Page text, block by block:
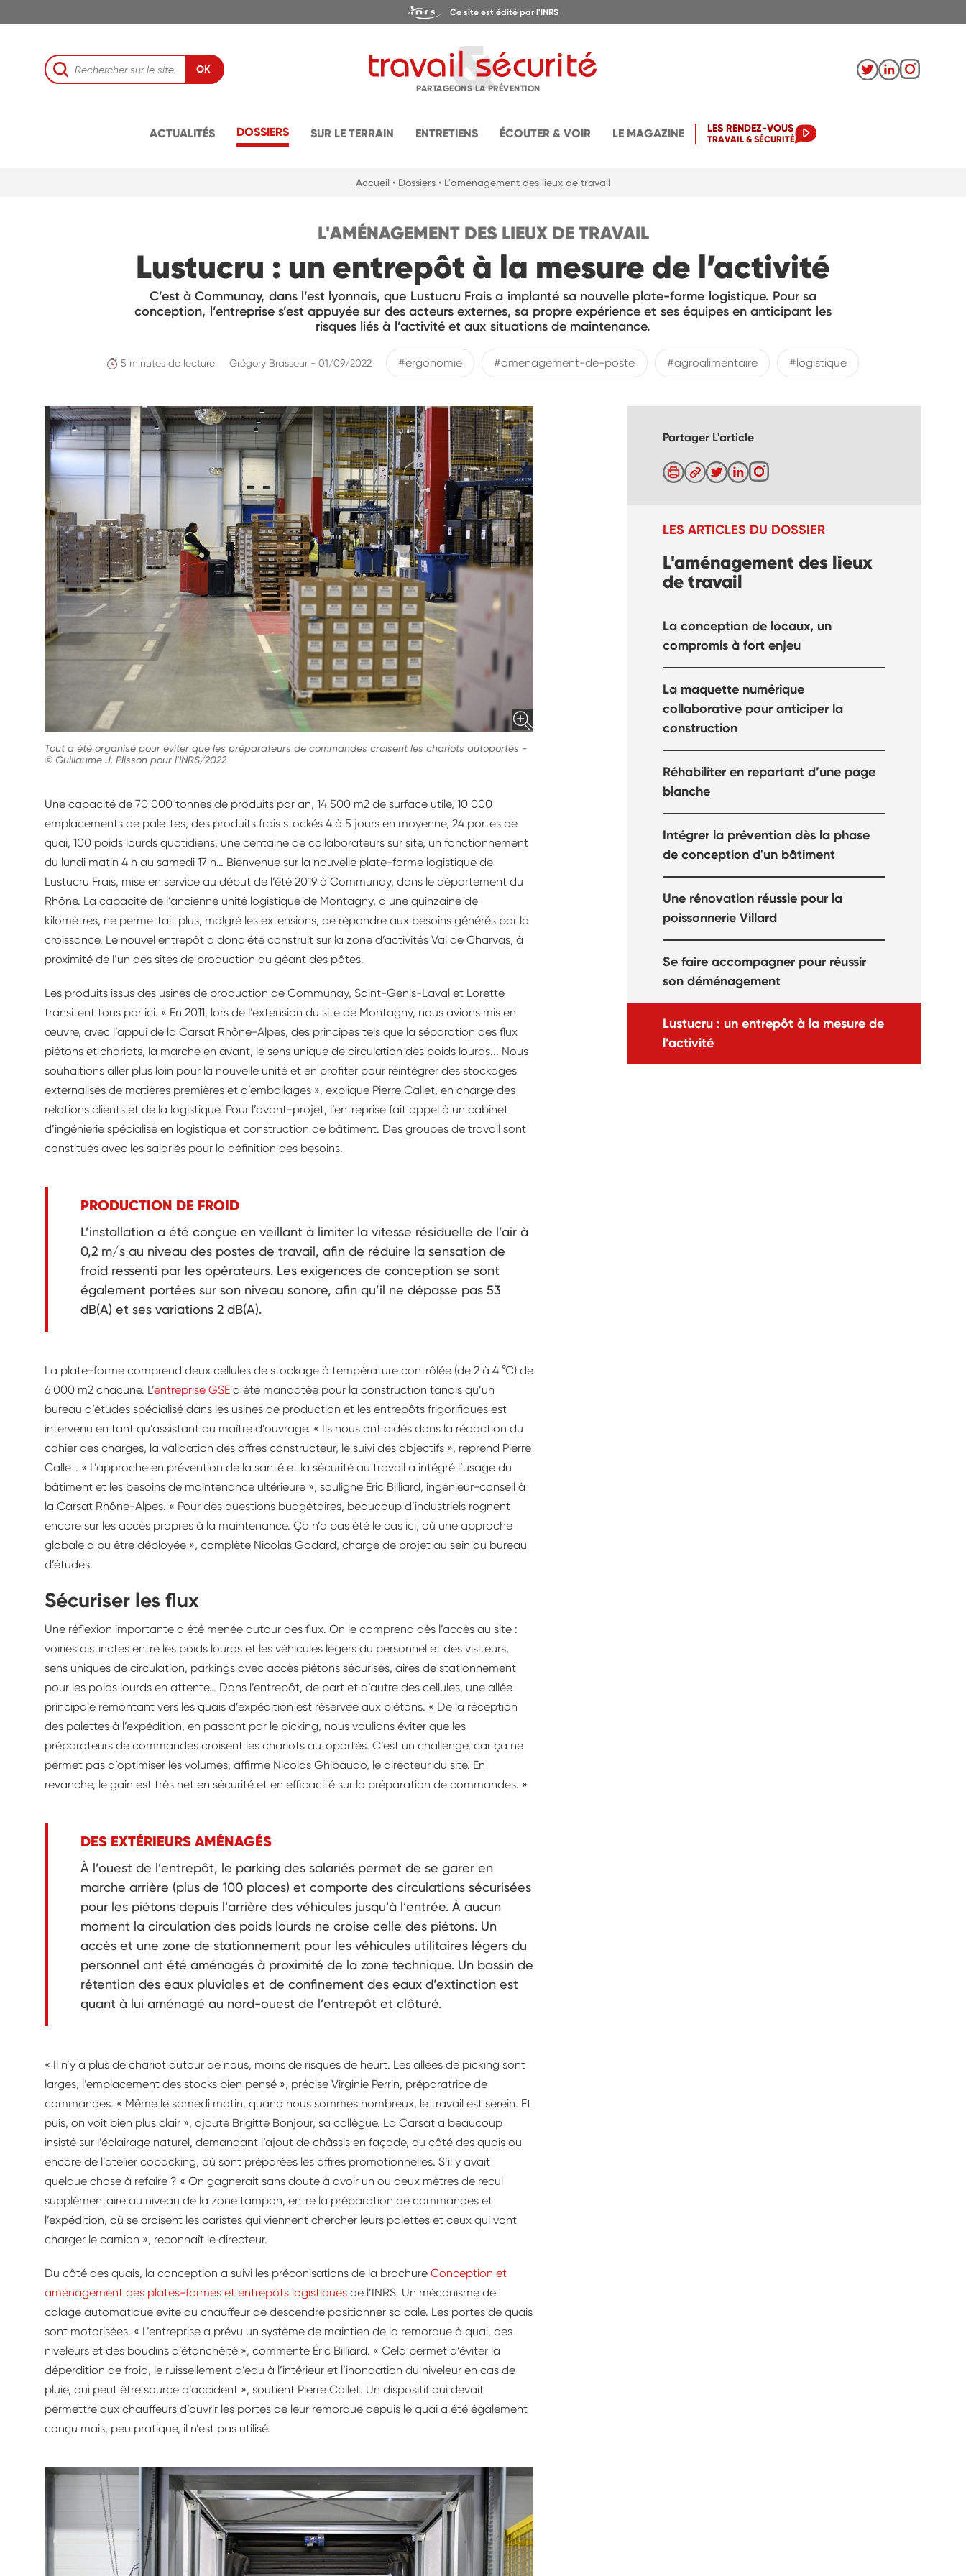
Ce site est édité par l'INRS
OK
PARTAGEONS LA PRÉVENTION
ACTUALITÉS DOSSIERS SUR LE TERRAIN ENTRETIENS ÉCOUTER & VOIR LE MAGAZINE LES RENDEZ-VOUS
TRAVAIL & SÉCURITÉ
Accueil • Dossiers • L'aménagement des lieux de travail
L'AMÉNAGEMENT DES LIEUX DE TRAVAIL
Lustucru : un entrepôt à la mesure de l’activité
C’est à Communay, dans l’est lyonnais, que Lustucru Frais a implanté sa nouvelle plate-forme logistique. Pour sa
conception, l’entreprise s’est appuyée sur des acteurs externes, sa propre expérience et ses équipes en anticipant les
risques liés à l’activité et aux situations de maintenance.
5 minutes de lecture Grégory Brasseur - 01/09/2022 #ergonomie #amenagement-de-poste #agroalimentaire #logistique
Tout a été organisé pour éviter que les préparateurs de commandes croisent les chariots autoportés -
© Guillaume J. Plisson pour l'INRS/2022
Une capacité de 70 000 tonnes de produits par an, 14 500 m2 de surface utile, 10 000
emplacements de palettes, des produits frais stockés 4 à 5 jours en moyenne, 24 portes de
quai, 100 poids lourds quotidiens, une centaine de collaborateurs sur site, un fonctionnement
du lundi matin 4 h au samedi 17 h… Bienvenue sur la nouvelle plate-forme logistique de
Lustucru Frais, mise en service au début de l’été 2019 à Communay, dans le département du
Rhône. La capacité de l’ancienne unité logistique de Montagny, à une quinzaine de
kilomètres, ne permettait plus, malgré les extensions, de répondre aux besoins générés par la
croissance. Le nouvel entrepôt a donc été construit sur la zone d’activités Val de Charvas, à
proximité de l’un des sites de production du géant des pâtes.
Les produits issus des usines de production de Communay, Saint-Genis-Laval et Lorette
transitent tous par ici. « En 2011, lors de l’extension du site de Montagny, nous avions mis en
œuvre, avec l’appui de la Carsat Rhône-Alpes, des principes tels que la séparation des flux
piétons et chariots, la marche en avant, le sens unique de circulation des poids lourds... Nous
souhaitions aller plus loin pour la nouvelle unité et en profiter pour réintégrer des stockages
externalisés de matières premières et d’emballages », explique Pierre Callet, en charge des
relations clients et de la logistique. Pour l’avant-projet, l’entreprise fait appel à un cabinet
d’ingénierie spécialisé en logistique et construction de bâtiment. Des groupes de travail sont
constitués avec les salariés pour la définition des besoins.
PRODUCTION DE FROID
L’installation a été conçue en veillant à limiter la vitesse résiduelle de l’air à
0,2 m/s au niveau des postes de travail, afin de réduire la sensation de
froid ressenti par les opérateurs. Les exigences de conception se sont
également portées sur son niveau sonore, afin qu’il ne dépasse pas 53
dB(A) et ses variations 2 dB(A).
La plate-forme comprend deux cellules de stockage à température contrôlée (de 2 à 4 °C) de
6 000 m2 chacune. L’entreprise GSE a été mandatée pour la construction tandis qu’un
bureau d’études spécialisé dans les usines de production et les entrepôts frigorifiques est
intervenu en tant qu’assistant au maître d’ouvrage. « Ils nous ont aidés dans la rédaction du
cahier des charges, la validation des offres constructeur, le suivi des objectifs », reprend Pierre
Callet. « L’approche en prévention de la santé et la sécurité au travail a intégré l’usage du
bâtiment et les besoins de maintenance ultérieure », souligne Éric Billiard, ingénieur-conseil à
la Carsat Rhône-Alpes. « Pour des questions budgétaires, beaucoup d’industriels rognent
encore sur les accès propres à la maintenance. Ça n’a pas été le cas ici, où une approche
globale a pu être déployée », complète Nicolas Godard, chargé de projet au sein du bureau
d’études.
Sécuriser les flux
Une réflexion importante a été menée autour des flux. On le comprend dès l’accès au site :
voiries distinctes entre les poids lourds et les véhicules légers du personnel et des visiteurs,
sens uniques de circulation, parkings avec accès piétons sécurisés, aires de stationnement
pour les poids lourds en attente… Dans l’entrepôt, de part et d’autre des cellules, une allée
principale remontant vers les quais d’expédition est réservée aux piétons. « De la réception
des palettes à l’expédition, en passant par le picking, nous voulions éviter que les
préparateurs de commandes croisent les chariots autoportés. C’est un challenge, car ça ne
permet pas d’optimiser les volumes, affirme Nicolas Ghibaudo, le directeur du site. En
revanche, le gain est très net en sécurité et en efficacité sur la préparation de commandes. »
DES EXTÉRIEURS AMÉNAGÉS
À l’ouest de l’entrepôt, le parking des salariés permet de se garer en
marche arrière (plus de 100 places) et comporte des circulations sécurisées
pour les piétons depuis l’arrière des véhicules jusqu’à l’entrée. À aucun
moment la circulation des poids lourds ne croise celle des piétons. Un
accès et une zone de stationnement pour les véhicules utilitaires légers du
personnel ont été aménagés à proximité de la zone technique. Un bassin de
rétention des eaux pluviales et de confinement des eaux d’extinction est
quant à lui aménagé au nord-ouest de l’entrepôt et clôturé.
« Il n’y a plus de chariot autour de nous, moins de risques de heurt. Les allées de picking sont
larges, l’emplacement des stocks bien pensé », précise Virginie Perrin, préparatrice de
commandes. « Même le samedi matin, quand nous sommes nombreux, le travail est serein. Et
puis, on voit bien plus clair », ajoute Brigitte Bonjour, sa collègue. La Carsat a beaucoup
insisté sur l’éclairage naturel, demandant l’ajout de châssis en façade, du côté des quais ou
encore de l’atelier copacking, où sont préparées les offres promotionnelles. S’il y avait
quelque chose à refaire ? « On gagnerait sans doute à avoir un ou deux mètres de recul
supplémentaire au niveau de la zone tampon, entre la préparation de commandes et
l’expédition, où se croisent les caristes qui viennent chercher leurs palettes et ceux qui vont
charger le camion », reconnaît le directeur.
Du côté des quais, la conception a suivi les préconisations de la brochure Conception et
aménagement des plates-formes et entrepôts logistiques de l’INRS. Un mécanisme de
calage automatique évite au chauffeur de descendre positionner sa cale. Les portes de quais
sont motorisées. « L’entreprise a prévu un système de maintien de la remorque à quai, des
niveleurs et des boudins d’étanchéité », commente Éric Billiard. « Cela permet d’éviter la
déperdition de froid, le ruissellement d’eau à l’intérieur et l’inondation du niveleur en cas de
pluie, qui peut être source d’accident », soutient Pierre Callet. Un dispositif qui devait
permettre aux chauffeurs d’ouvrir les portes de leur remorque depuis le quai a été également
conçu mais, peu pratique, il n’est pas utilisé.
Partager L'article
LES ARTICLES DU DOSSIER
L'aménagement des lieux
de travail
La conception de locaux, un
compromis à fort enjeu
La maquette numérique
collaborative pour anticiper la
construction
Réhabiliter en repartant d’une page
blanche
Intégrer la prévention dès la phase
de conception d'un bâtiment
Une rénovation réussie pour la
poissonnerie Villard
Se faire accompagner pour réussir
son déménagement
Lustucru : un entrepôt à la mesure de
l’activité